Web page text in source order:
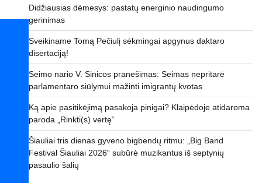
Didžiausias dėmesys: pastatų energinio naudingumo
gerinimas
Sveikiname Tomą Pečiulį sėkmingai apgynus daktaro
disertaciją!
Seimo nario V. Sinicos pranešimas: Seimas nepritarė
parlamentaro siūlymui mažinti imigrantų kvotas
Ką apie pasitikėjimą pasakoja pinigai? Klaipėdoje atidaroma
paroda „Rinkti(s) vertę“
Šiauliai tris dienas gyveno bigbendų ritmu: „Big Band
Festival Šiauliai 2026“ subūrė muzikantus iš septynių
pasaulio šalių